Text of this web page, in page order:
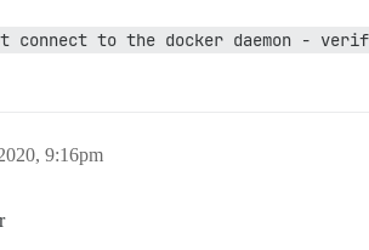
connect to the docker daemon -
9:16pm